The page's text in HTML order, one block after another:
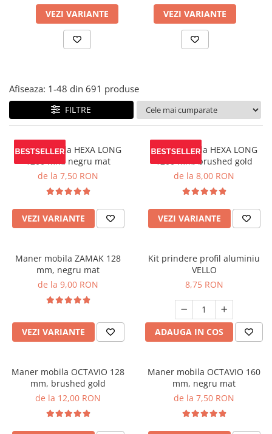
Solutii de curatat & adezivi
Canturi ABS
Clesti/ patenti
Alte scule & unelte
VEZI VARIANTE VEZI VARIANTE
Afiseaza: 1-48 din 691 produse
FILTRE
Maner mobila HEXA LONG
1200 mm, negru mat
de la 7,50 RON
VEZI VARIANTE
Maner mobila HEXA LONG
1200 mm, brushed gold
de la 8,00 RON
VEZI VARIANTE
Maner mobila ZAMAK 128
mm, negru mat
de la 9,00 RON
VEZI VARIANTE
Kit prindere profil aluminiu
VELLO
8,75 RON
ADAUGA IN COS
Maner mobila OCTAVIO 128
mm, brushed gold
de la 12,00 RON
Maner mobila OCTAVIO 160
mm, negru mat
de la 7,50 RON